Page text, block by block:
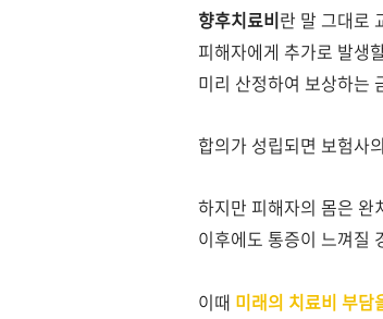
향후치료비란 말 그대로
피해자에게 추가로 발생
미리 산정하여 보상하는
합의가 성립되면 보험사
하지만 피해자의 몸은 완
이후에도 통증이 느껴질
이때 미래의 치료비 부담